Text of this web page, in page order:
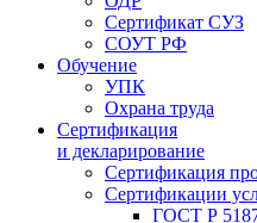
Сертификат СУЗ
СОУТ РФ
Обучение
УПК
Охрана труда
Сертификация
и декларирование
Сертификация
Сертификации
ГОСТ Р